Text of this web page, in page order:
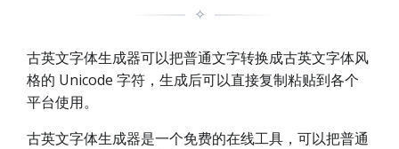
✧
古英文字体生成器可以把普通文字转换成古英文字体风
格的 Unicode 字符，生成后可以直接复制粘贴到各个
平台使用。
古英文字体生成器是一个免费的在线工具，可以把普通